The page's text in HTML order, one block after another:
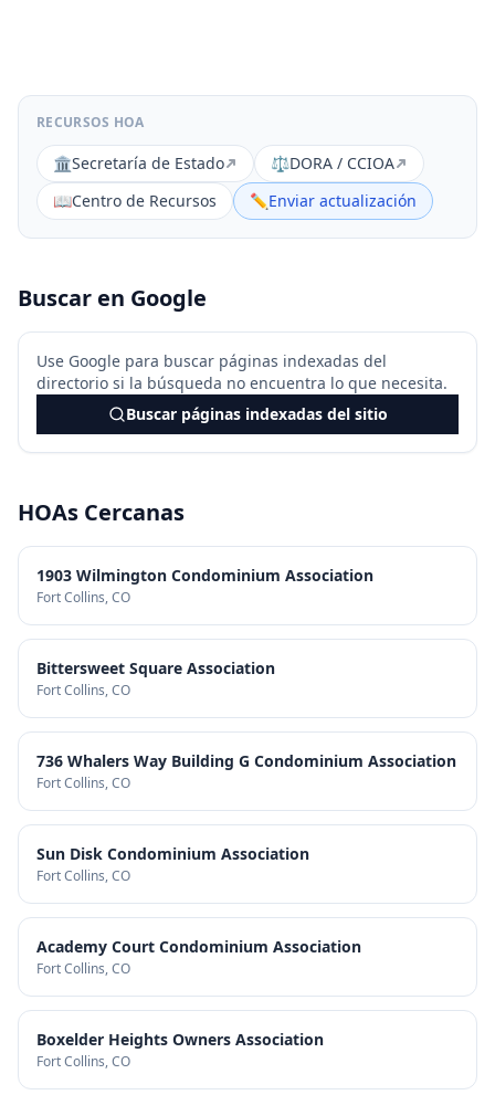
RECURSOS HOA
🏛️Secretaría de Estado ⚖️DORA / CCIOA
📖Centro de Recursos ✏️Enviar actualización
Buscar en Google
Use Google para buscar páginas indexadas del
directorio si la búsqueda no encuentra lo que necesita.
Buscar páginas indexadas del sitio
HOAs Cercanas
1903 Wilmington Condominium Association
Fort Collins, CO
Bittersweet Square Association
Fort Collins, CO
736 Whalers Way Building G Condominium Association
Fort Collins, CO
Sun Disk Condominium Association
Fort Collins, CO
Academy Court Condominium Association
Fort Collins, CO
Boxelder Heights Owners Association
Fort Collins, CO